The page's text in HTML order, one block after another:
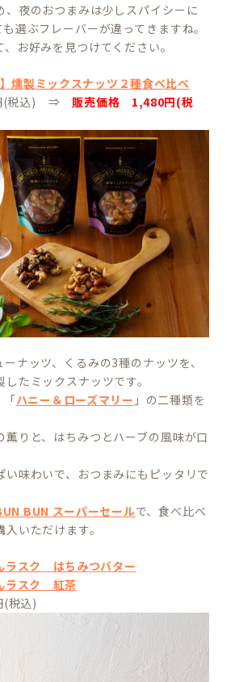
、夜のおつまみは少しスパイシーに
選ぶフレーバーが違ってきますね。
お好みを見つけてください。
】燻製ミックスナッツ２種食べ比べ
(税込) ⇒ 販売価格 1,480円(税
ナッツ、くるみの3種のナッツを、
たミックスナッツです。
「ハニー＆ローズマリー 」の二種類を
薫りと、はちみつとハーブの風味が口
い味わいで、おつまみにもピッタリで
BUN スーパーセールで、食べ比べ
いただけます。
ラスク はちみつバター
ラスク 紅茶
税込)